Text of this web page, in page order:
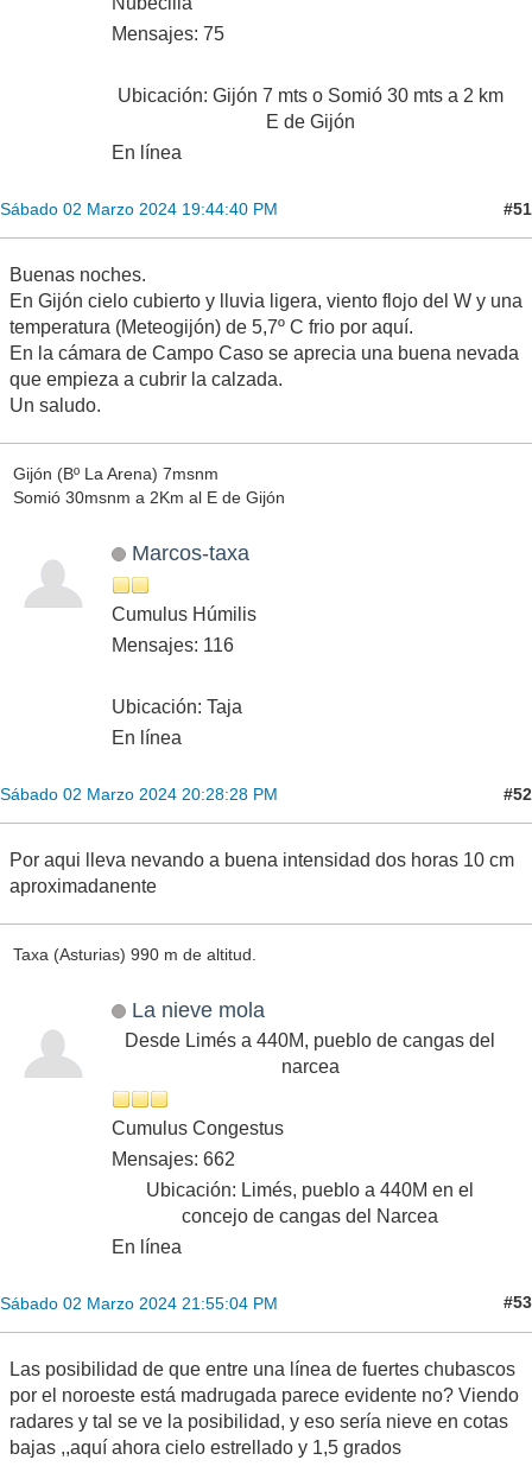
Mensajes: 75
Ubicación: Gijón 7 mts o Somió 30 mts a 2 km
E de Gijón
En línea
Sábado 02 Marzo 2024 19:44:40 PM #51
Buenas noches.
En Gijón cielo cubierto y lluvia ligera, viento flojo del W y una
temperatura (Meteogijón) de 5,7º C frio por aquí.
En la cámara de Campo Caso se aprecia una buena nevada
que empieza a cubrir la calzada.
Un saludo.
Gijón (Bº La Arena) 7msnm
Somió 30msnm a 2Km al E de Gijón
Marcos-taxa
Cumulus Húmilis
Mensajes: 116
Ubicación: Taja
En línea
Sábado 02 Marzo 2024 20:28:28 PM #52
Por aqui lleva nevando a buena intensidad dos horas 10 cm
aproximadanente
Taxa (Asturias) 990 m de altitud.
La nieve mola
Desde Limés a 440M, pueblo de cangas del
narcea
Cumulus Congestus
Mensajes: 662
Ubicación: Limés, pueblo a 440M en el
concejo de cangas del Narcea
En línea
Sábado 02 Marzo 2024 21:55:04 PM #53
Las posibilidad de que entre una línea de fuertes chubascos
por el noroeste está madrugada parece evidente no? Viendo
radares y tal se ve la posibilidad, y eso sería nieve en cotas
bajas ,,aquí ahora cielo estrellado y 1,5 grados